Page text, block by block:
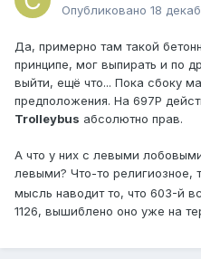
Опубликовано 18
Да, примерно там такой
принципе, мог выпирать и по
выйти, ещё что... Пока сбоку
предположения. На 697Р
Trolleybus абсолютно прав.
А что у них с левыми
левыми? Что-то религиозное,
мысль наводит то, что 603-й
1126, вышиблено оно уже на